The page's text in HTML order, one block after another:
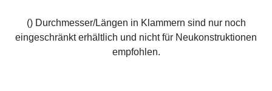
() Durchmesser/Längen in Klammern sind nur noch
eingeschränkt erhältlich und nicht für Neukonstruktionen
empfohlen.